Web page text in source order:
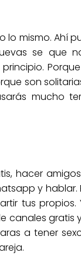
mismo. Ahí
se que
son
mucho
hacer
y
tus
canales gratis
a tener